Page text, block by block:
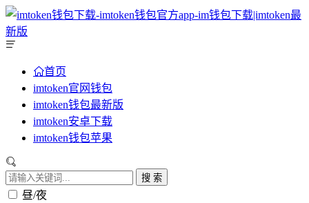
首页
imtoken官网钱包
imtoken钱包最新版
imtoken安卓下载
imtoken钱包苹果
搜 索
昼/夜